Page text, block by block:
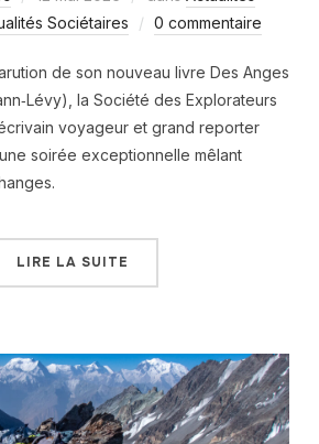
Sociétaires 0 commentaire
de son nouveau livre Des Anges
la Société des Explorateurs
voyageur et grand reporter
soirée exceptionnelle mêlant
LIRE LA SUITE